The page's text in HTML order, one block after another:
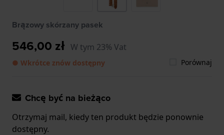
Brązowy skórzany pasek
546,00 zł W tym 23% Vat
● Wkrótce znów dostępny Porównaj
Chcę być na bieżąco
Otrzymaj mail, kiedy ten produkt będzie ponownie
dostępny.